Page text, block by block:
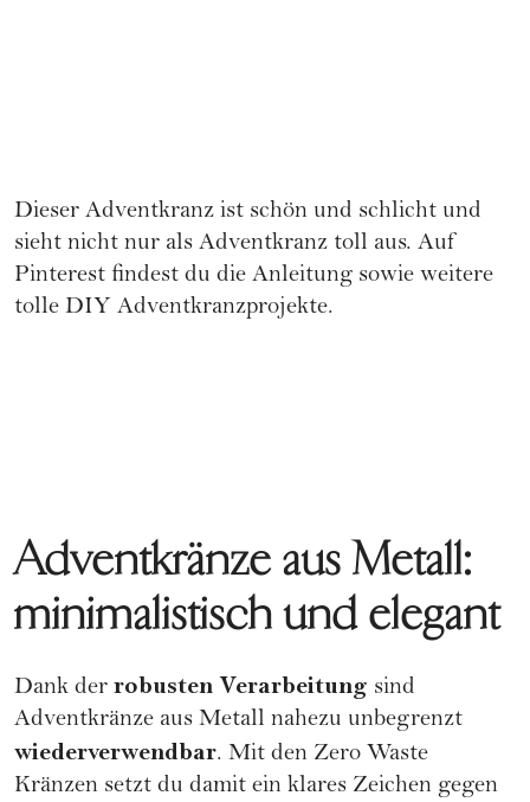
Dieser Adventkranz ist schön und schlicht und
sieht nicht nur als Adventkranz toll aus. Auf
Pinterest findest du die Anleitung sowie weitere
tolle DIY Adventkranzprojekte.
Adventkränze aus Metall:
minimalistisch und elegant
Dank der robusten Verarbeitung sind
Adventkränze aus Metall nahezu unbegrenzt
wiederverwendbar. Mit den Zero Waste
Kränzen setzt du damit ein klares Zeichen gegen